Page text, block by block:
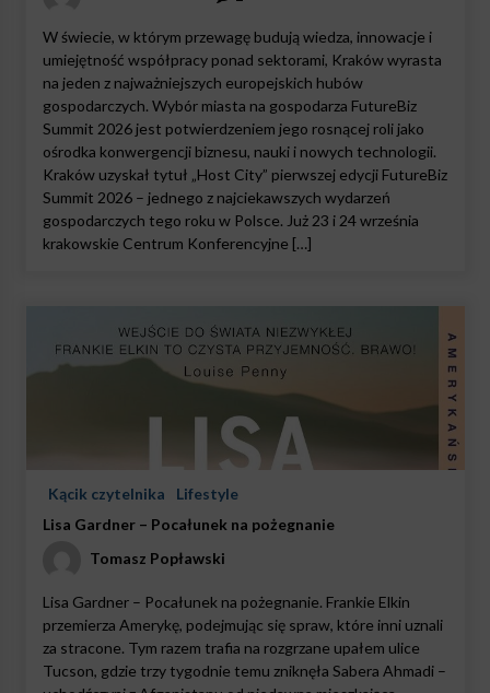
W świecie, w którym przewagę budują wiedza, innowacje i
umiejętność współpracy ponad sektorami, Kraków wyrasta
na jeden z najważniejszych europejskich hubów
gospodarczych. Wybór miasta na gospodarza FutureBiz
Summit 2026 jest potwierdzeniem jego rosnącej roli jako
ośrodka konwergencji biznesu, nauki i nowych technologii.
Kraków uzyskał tytuł „Host City” pierwszej edycji FutureBiz
Summit 2026 – jednego z najciekawszych wydarzeń
gospodarczych tego roku w Polsce. Już 23 i 24 września
krakowskie Centrum Konferencyjne […]
Kącik czytelnika
Lifestyle
Lisa Gardner – Pocałunek na pożegnanie
Tomasz Popławski
Lisa Gardner – Pocałunek na pożegnanie. Frankie Elkin
przemierza Amerykę, podejmując się spraw, które inni uznali
za stracone. Tym razem trafia na rozgrzane upałem ulice
Tucson, gdzie trzy tygodnie temu zniknęła Sabera Ahmadi –